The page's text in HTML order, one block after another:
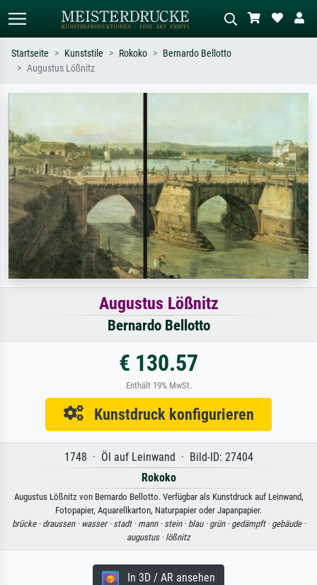
Sternennacht, Impressionismus, Welle
Hokusai, Akt.
Baum.
Startseite Kunststile Rokoko
Bernardo Bellotto
Augustus Lößnitz
Augustus Lößnitz
Bernardo Bellotto
€ 130.57
Enthält 19% MwSt.
Kunstdruck konfigurieren
1748 · Öl auf Leinwand · Bild-ID: 27404
Rokoko
Augustus Lößnitz von Bernardo Bellotto. Verfügbar als Kunstdruck auf Leinwand,
Fotopapier, Aquarellkarton, Naturpapier oder Japanpapier.
brücke · draussen · wasser · stadt · mann · stein · blau · grün · gedämpft · gebäude ·
augustus · lößnitz
In 3D / AR ansehen